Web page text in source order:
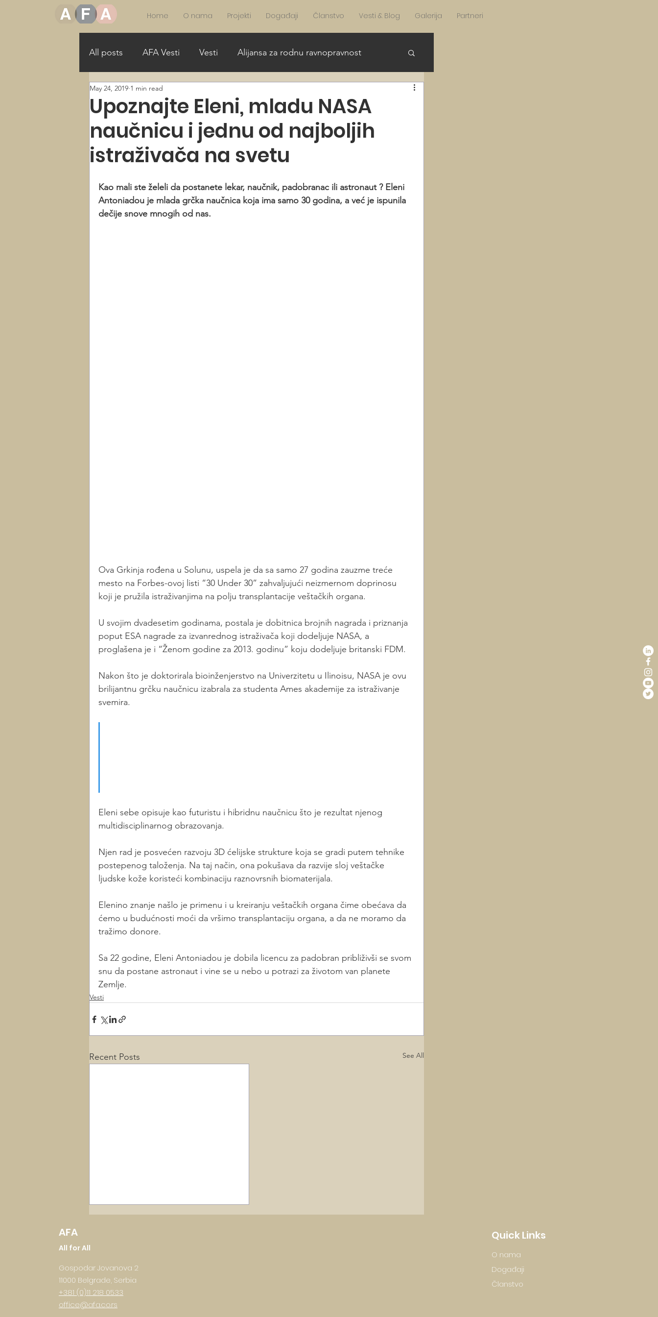
Home O nama Projekti Događaji Članstvo Vesti & Blog Galerija Partneri
All posts AFA Vesti Vesti Alijansa za rodnu ravnopravnost
More Girls in STEAM
Allance for Gender Equality AFA news English News English
Upoznajte Eleni, mladu NASA
naučnicu i jednu od najboljih
istraživača na svetu
May 24, 2019 1 min read
Kao mali ste želeli da postanete lekar, naučnik, padobranac ili astronaut ? Eleni
Antoniadou je mlada grčka naučnica koja ima samo 30 godina, a već je ispunila
dečije snove mnogih od nas.
Ova Grkinja rođena u Solunu, uspela je da sa samo 27 godina zauzme treće
mesto na Forbes-ovoj listi “30 Under 30” zahvaljujući neizmernom doprinosu
koji je pružila istraživanjima na polju transplantacije veštačkih organa.
U svojim dvadesetim godinama, postala je dobitnica brojnih nagrada i priznanja
poput ESA nagrade za izvanrednog istraživača koji dodeljuje NASA, a
proglašena je i “Ženom godine za 2013. godinu” koju dodeljuje britanski FDM.
Nakon što je doktorirala bioinženjerstvo na Univerzitetu u Ilinoisu, NASA je ovu
brilijantnu grčku naučnicu izabrala za studenta Ames akademije za istraživanje
svemira.
Eleni sebe opisuje kao futuristu i hibridnu naučnicu što je rezultat njenog
multidisciplinarnog obrazovanja.
Njen rad je posvećen razvoju 3D ćelijske strukture koja se gradi putem tehnike
postepenog taloženja. Na taj način, ona pokušava da razvije sloj veštačke
ljudske kože koristeći kombinaciju raznovrsnih biomaterijala.
Elenino znanje našlo je primenu i u kreiranju veštačkih organa čime obećava da
ćemo u budućnosti moći da vršimo transplantaciju organa, a da ne moramo da
tražimo donore.
Sa 22 godine, Eleni Antoniadou je dobila licencu za padobran približivši se svom
snu da postane astronaut i vine se u nebo u potrazi za životom van planete
Zemlje.
Vesti
Recent Posts See All
Spoj tehnologije i biznisa:
AFA
All for All
Gospodar Jovanova 2
11000 Belgrade, Serbia
+381 (0)11 218 0533
office@afa.co.rs
Quick Links
O nama
Događaji
Članstvo